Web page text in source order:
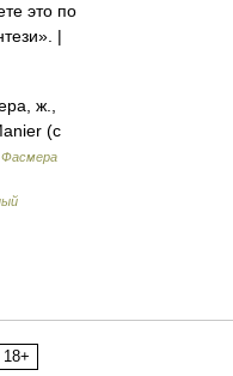
это по
|
ж.,
(с
Фасмера
18+